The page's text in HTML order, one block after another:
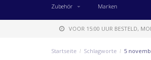
Zubehör Marken
VOOR 15:00 UUR BESTELD,
Startseite / Schlagworte / 5